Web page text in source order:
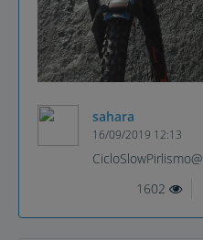
sahara
16/09/2019 12:13
CicloSlowPirlismo@
1602